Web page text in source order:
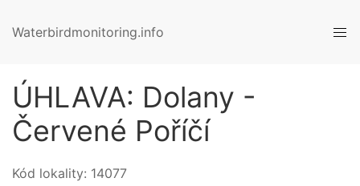
Waterbirdmonitoring.info
ÚHLAVA: Dolany -
Červené Poříčí
Kód lokality: 14077